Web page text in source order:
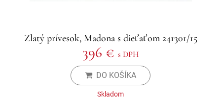
Zlatý prívesok, Madona s dieťaťom 241301/15
396 € s DPH
DO KOŠÍKA
Skladom